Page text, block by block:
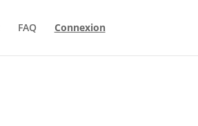
FAQ Connexion